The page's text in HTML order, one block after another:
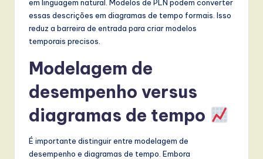
em linguagem natural. Modelos de PLN podem converter
essas descrições em diagramas de tempo formais. Isso
reduz a barreira de entrada para criar modelos
temporais precisos.
Modelagem de
desempenho versus
diagramas de tempo
É importante distinguir entre modelagem de
desempenho e diagramas de tempo. Embora